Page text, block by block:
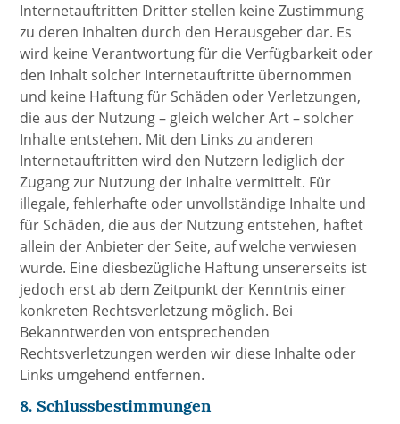
Internetauftritten Dritter stellen keine Zustimmung
zu deren Inhalten durch den Herausgeber dar. Es
wird keine Verantwortung für die Verfügbarkeit oder
den Inhalt solcher Internetauftritte übernommen
und keine Haftung für Schäden oder Verletzungen,
die aus der Nutzung – gleich welcher Art – solcher
Inhalte entstehen. Mit den Links zu anderen
Internetauftritten wird den Nutzern lediglich der
Zugang zur Nutzung der Inhalte vermittelt. Für
illegale, fehlerhafte oder unvollständige Inhalte und
für Schäden, die aus der Nutzung entstehen, haftet
allein der Anbieter der Seite, auf welche verwiesen
wurde. Eine diesbezügliche Haftung unsererseits ist
jedoch erst ab dem Zeitpunkt der Kenntnis einer
konkreten Rechtsverletzung möglich. Bei
Bekanntwerden von entsprechenden
Rechtsverletzungen werden wir diese Inhalte oder
Links umgehend entfernen.
8. Schlussbestimmungen